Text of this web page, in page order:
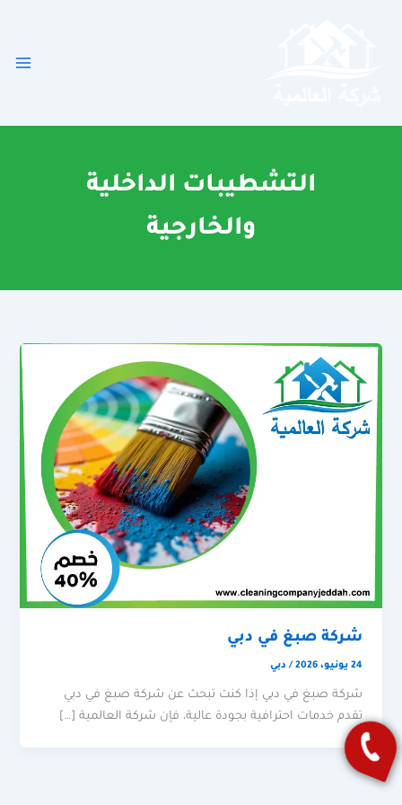
التشطيبات الداخلية
والخارجية
شركة صبغ في دبي
24 يونيو، 2026 / دبي
شركة صبغ في دبي إذا كنت تبحث عن شركة صبغ في دبي
تقدم خدمات احترافية بجودة عالية، فإن شركة العالمية […]